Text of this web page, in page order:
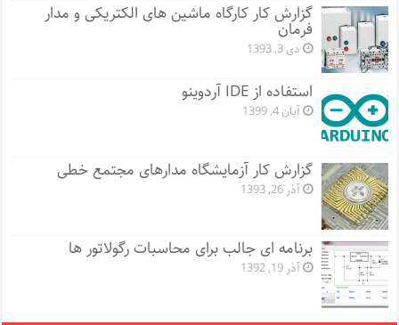
گزارش کار کارگاه ماشین های الکتریکی و مدار
فرمان
دی 3, 1393
استفاده از IDE آردوینو
آبان 4, 1399
گزارش کار آزمایشگاه مدارهای مجتمع خطی
آذر 26, 1393
برنامه ای جالب برای محاسبات رگولاتور ها
آذر 19, 1392